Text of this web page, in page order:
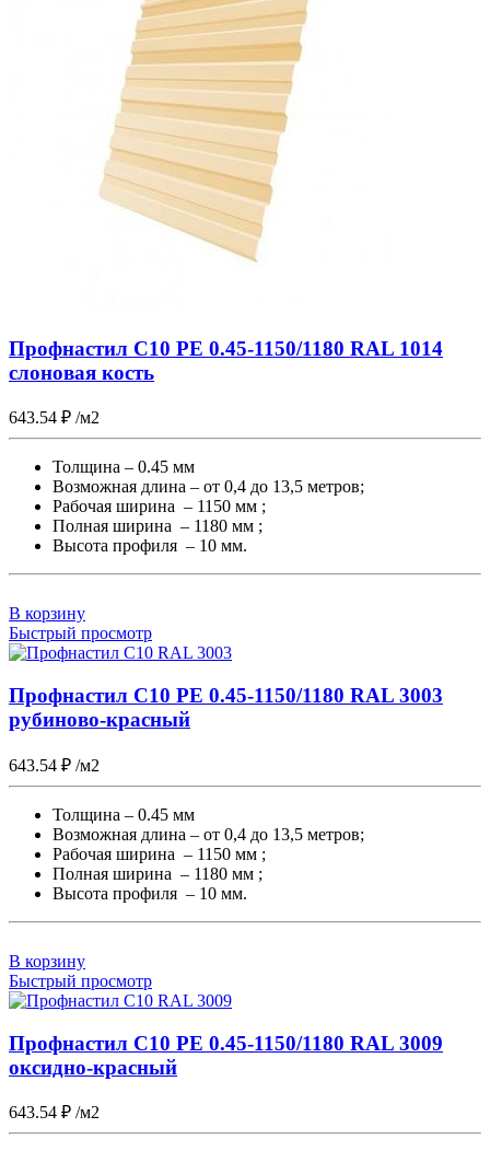
Профнастил С10 PE 0.45-1150/1180 RAL 1014
слоновая кость
643.54 ₽ /м2
Толщина – 0.45 мм
Возможная длина – от 0,4 до 13,5 метров;
Рабочая ширина – 1150 мм ;
Полная ширина – 1180 мм ;
Высота профиля – 10 мм.
В корзину
Быстрый просмотр
Профнастил С10 PE 0.45-1150/1180 RAL 3003
рубиново-красный
643.54 ₽ /м2
Толщина – 0.45 мм
Возможная длина – от 0,4 до 13,5 метров;
Рабочая ширина – 1150 мм ;
Полная ширина – 1180 мм ;
Высота профиля – 10 мм.
В корзину
Быстрый просмотр
Профнастил С10 PE 0.45-1150/1180 RAL 3009
оксидно-красный
643.54 ₽ /м2